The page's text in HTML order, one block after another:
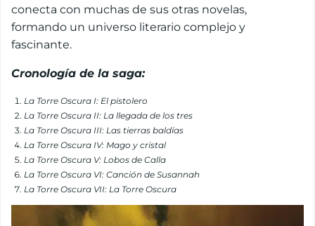
conecta con muchas de sus otras novelas,
formando un universo literario complejo y
fascinante.
Cronología de la saga:
La Torre Oscura I: El pistolero
La Torre Oscura II: La llegada de los tres
La Torre Oscura III: Las tierras baldías
La Torre Oscura IV: Mago y cristal
La Torre Oscura V: Lobos de Calla
La Torre Oscura VI: Canción de Susannah
La Torre Oscura VII: La Torre Oscura